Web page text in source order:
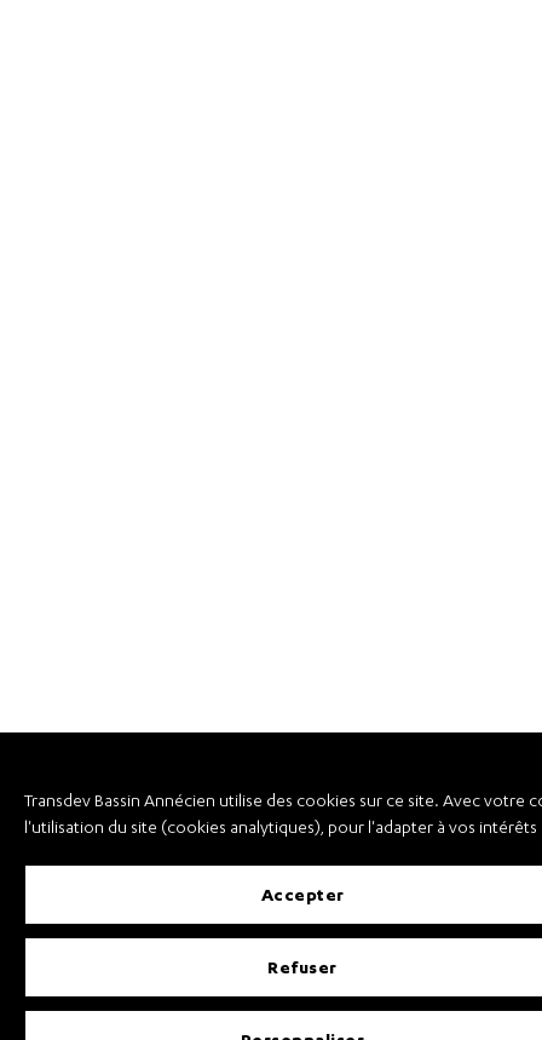
Transdev Bassin Annécien utilise des cookies sur ce site. Avec
l'utilisation du site (cookies analytiques), pour l'adapter à vos
accepter
refuser